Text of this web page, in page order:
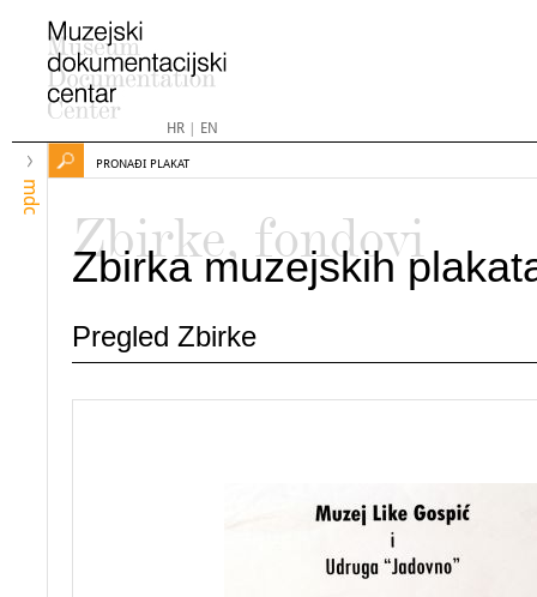
HR| EN
mdc
PRONAĐI PLAKAT
Zbirke, fondovi
Zbirka muzejskih
Pregled Zbirke